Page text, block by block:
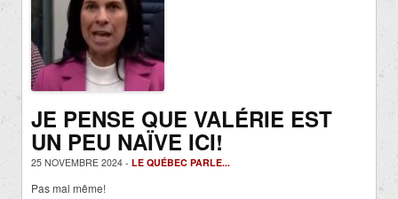
JE PENSE QUE VALÉRIE EST
UN PEU NAÏVE ICI!
25 NOVEMBRE 2024 - LE QUÉBEC PARLE...
Pas mal même!